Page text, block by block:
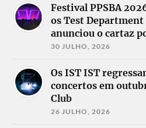
Festival PPSBA
os Test Department
anunciou o cartaz
30 JULHO, 2026
Os IST IST
concertos em
Club
26 JULHO, 2026